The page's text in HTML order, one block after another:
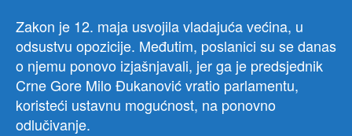
Zakon je 12. maja usvojila vladajuća većina, u
odsustvu opozicije. Međutim, poslanici su se danas
o njemu ponovo izjašnjavali, jer ga je predsjednik
Crne Gore Milo Đukanović vratio parlamentu,
koristeći ustavnu mogućnost, na ponovno
odlučivanje.